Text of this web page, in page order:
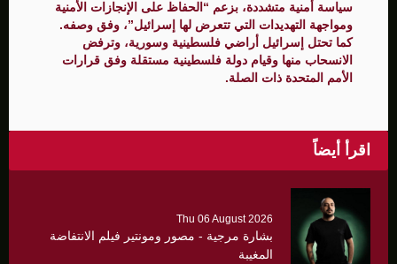
سياسة أمنية متشددة، بزعم “الحفاظ على الإنجازات الأمنية
ومواجهة التهديدات التي تتعرض لها إسرائيل”، وفق وصفه.
كما تحتل إسرائيل أراضي فلسطينية وسورية، وترفض
الانسحاب منها وقيام دولة فلسطينية مستقلة وفق قرارات
الأمم المتحدة ذات الصلة.
اقرأ أيضاً
Thu 06 August 2026
بشارة مرجية - مصور ومونتير فيلم الانتفاضة
المغيبة